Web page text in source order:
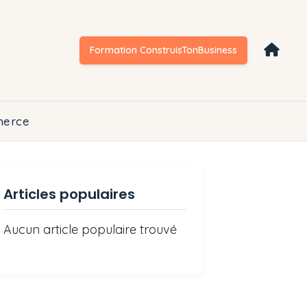
Formation ConstruisTonBusiness
Articles populaires
Aucun article populaire trouvé